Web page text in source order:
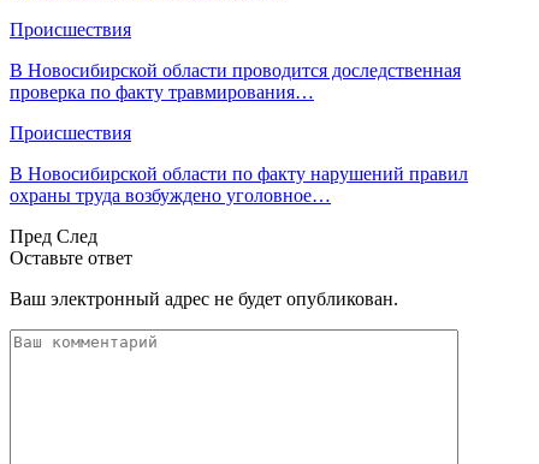
Происшествия
В Новосибирской области проводится доследственная
проверка по факту травмирования…
Происшествия
В Новосибирской области по факту нарушений правил
охраны труда возбуждено уголовное…
Пред След
Оставьте ответ
Ваш электронный адрес не будет опубликован.